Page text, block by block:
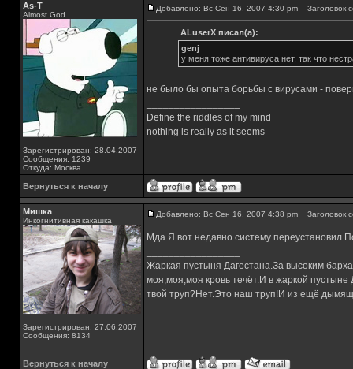
As-T
Almost God
Зарегистрирован: 28.04.2007
Сообщения: 1239
Откуда: Москва
Добавлено: Вс Сен 16, 2007 4:30 pm Заголовок
ALuserX писал(а):
genj
у меня тоже антивируса нет, так что
не было бы опыта борьбы с вирусами -
Define the riddles of my mind
nothing is really as it seems
Вернуться к началу
Мишка
Инкогнитивная какашка
Зарегистрирован: 27.06.2007
Сообщения: 8134
Добавлено: Вс Сен 16, 2007 4:38 pm Заголовок
Мда.Я вот недавно систему
Жаркая пустыня Дагестана.За высоким
моя,моя,моя кровь течёт.И в жаркой
твой труп?Нет.Это наш труп!И из ещё
Вернуться к началу